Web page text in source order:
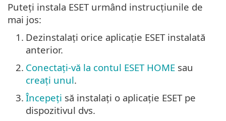
Puteți instala ESET urmând instrucțiunile de
mai jos:
1. Dezinstalați orice aplicație ESET instalată
anterior.
2. Conectați-vă la contul ESET HOME sau
creați unul.
3. Începeți să instalați o aplicație ESET pe
dispozitivul dvs.